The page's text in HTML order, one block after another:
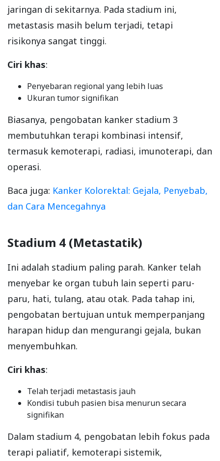
jaringan di sekitarnya. Pada stadium ini,
metastasis masih belum terjadi, tetapi
risikonya sangat tinggi.
Ciri khas:
Penyebaran regional yang lebih luas
Ukuran tumor signifikan
Biasanya, pengobatan kanker stadium 3
membutuhkan terapi kombinasi intensif,
termasuk kemoterapi, radiasi, imunoterapi, dan
operasi.
Baca juga: Kanker Kolorektal: Gejala, Penyebab,
dan Cara Mencegahnya
Stadium 4 (Metastatik)
Ini adalah stadium paling parah. Kanker telah
menyebar ke organ tubuh lain seperti paru-
paru, hati, tulang, atau otak. Pada tahap ini,
pengobatan bertujuan untuk memperpanjang
harapan hidup dan mengurangi gejala, bukan
menyembuhkan.
Ciri khas:
Telah terjadi metastasis jauh
Kondisi tubuh pasien bisa menurun secara
signifikan
Dalam stadium 4, pengobatan lebih fokus pada
terapi paliatif, kemoterapi sistemik,